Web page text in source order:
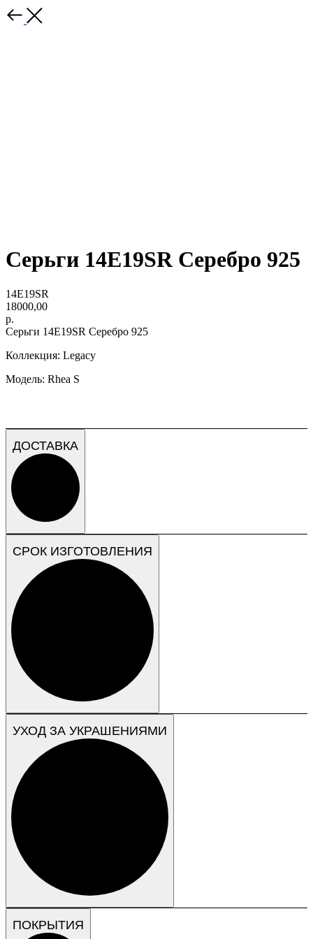
Серьги 14E19SR Серебро 925
14E19SR
18000,00
р.
Серьги 14E19SR Серебро 925
Коллекция: Legacy
Модель: Rhea S
ДОСТАВКА
СРОК ИЗГОТОВЛЕНИЯ
УХОД ЗА УКРАШЕНИЯМИ
ПОКРЫТИЯ